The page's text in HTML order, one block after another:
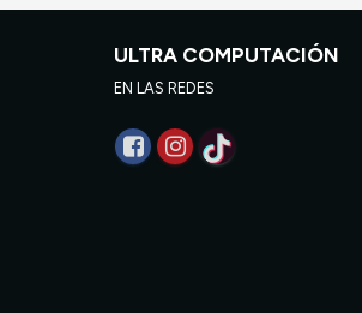
ULTRA COMPUTACIÓN
EN LAS REDES